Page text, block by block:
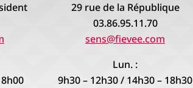
29 rue de la République
03.86.95.11.70
sens@fievee.com
Lun. :
9h30 – 12h30 / 14h30 – 18h30